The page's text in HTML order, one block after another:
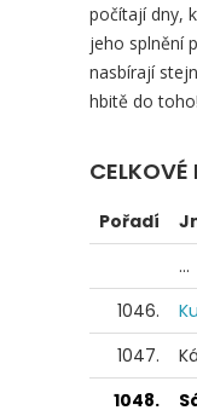
počítají dny,
jeho splnění
nasbírají
hbitě do toho!
Pořadí
...
1046.
1047.
1048.